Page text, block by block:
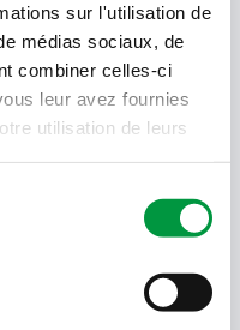
sur l'utilisation de
médias sociaux, de
combiner celles-ci
leur avez fournies
utilisation de leurs
exclusives en
votre boîte de